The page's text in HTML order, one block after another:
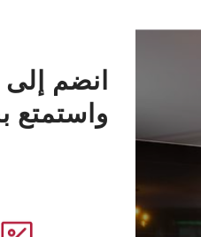
انضم إلى
واستمتع